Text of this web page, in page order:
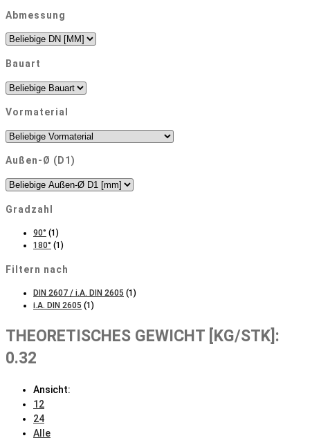
Abmessung
Bauart
Vormaterial
Außen-Ø (D1)
Gradzahl
90° (1)
180° (1)
Filtern nach
DIN 2607 / i.A. DIN 2605 (1)
i.A. DIN 2605 (1)
THEORETISCHES GEWICHT [KG/STK]:
0.32
Ansicht:
12
24
Alle